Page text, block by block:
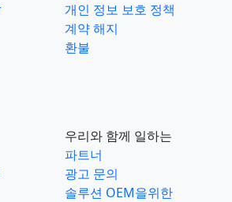
개인 정보 보호 정책
계약 해지
환불
우리와 함께 일하는
파트너
광고 문의
솔루션 OEM을위한